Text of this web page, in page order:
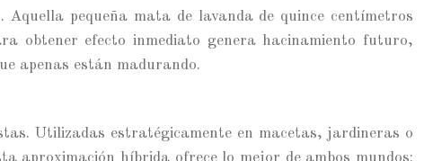
. Aquella pequeña mata de lavanda de quince centímetros
obtener efecto inmediato genera hacinamiento futuro,
apenas están madurando.
Utilizadas estratégicamente en macetas, jardineras o
aproximación híbrida ofrece lo mejor de ambos mundos: